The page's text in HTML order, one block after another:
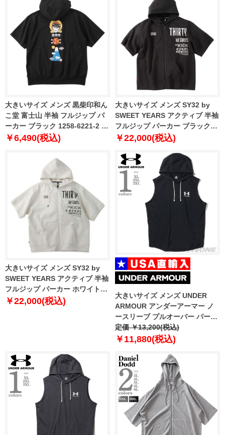
大きいサイズ メンズ 黒柴印和ん
こ堂 富士山 半袖 フルジップ パ
ーカー ブラック 1258-6221-2 3L
4L 5L 6L 8L
￥6,490(税込)
大きいサイズ メンズ SY32 by
SWEET YEARS アクティブ 半袖
フルジップ パーカー ブラック
1278-6270-2 3L 4L 5L 6L
￥22,000(税込)
大きいサイズ メンズ SY32 by
SWEET YEARS アクティブ 半袖
フルジップ パーカー ホワイト
1278-6270-1 3L 4L 5L 6L
￥22,000(税込)
大きいサイズ メンズ UNDER
ARMOUR アンダーアーマー ノ
ースリーブ プルオーバー パーカ
ー USA直輸入 1390142-001
定価 ￥13,200(税込)
￥11,880(税込)